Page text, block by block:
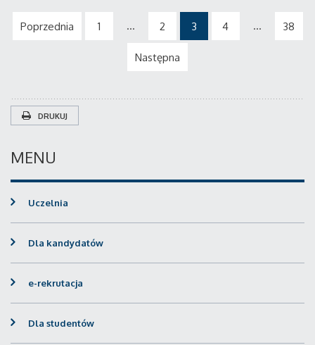
Poprzednia 1 ... 2 3 4 ... 38
Następna
DRUKUJ
MENU
Uczelnia
Dla kandydatów
e-rekrutacja
Dla studentów